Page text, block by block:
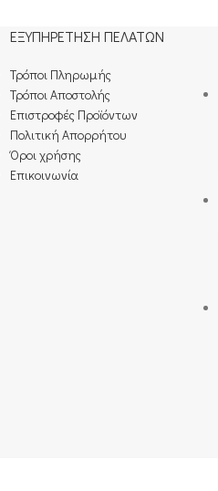
ΕΞΥΠΗΡΕΤΗΣΗ ΠΕΛΑΤΩΝ
Τρόποι Πληρωμής​
Τρόποι Αποστολής
Επιστροφές Προϊόντων
Πολιτική Απορρήτου
Όροι χρήσης
Επικοινωνία